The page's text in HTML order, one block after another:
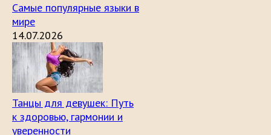
Самые популярные языки в
мире
14.07.2026
Танцы для девушек: Путь
к здоровью, гармонии и
уверенности